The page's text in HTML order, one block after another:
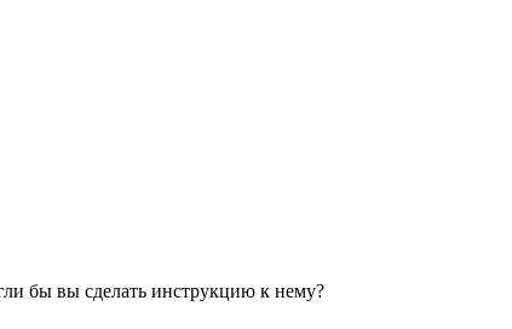
бы вы сделать инструкцию к нему?